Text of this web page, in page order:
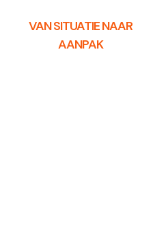
VAN SITUATIE NAAR
AANPAK